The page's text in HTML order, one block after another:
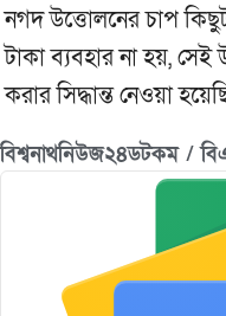
নগদ উত্তোলনের চাপ
টাকা ব্যবহার না হয়,
করার সিদ্ধান্ত নেওয়া
বিশ্বনাথনিউজ২৪ডটকম /